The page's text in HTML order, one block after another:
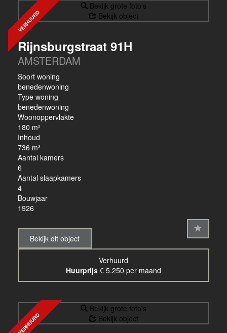
VERHUURD
Bekijk grote foto's
Bekijk object
Rijnsburgstraat 91H
AMSTERDAM
Soort woning
benedenwoning
Type woning
benedenwoning
Woonoppervlakte
180 m²
Inhoud
736 m³
Aantal kamers
6
Aantal slaapkamers
4
Bouwjaar
1926
Bekijk dit object
Verhuurd
Huurprijs € 5.250 per maand
VERHUURD
Bekijk grote foto's
Bekijk object